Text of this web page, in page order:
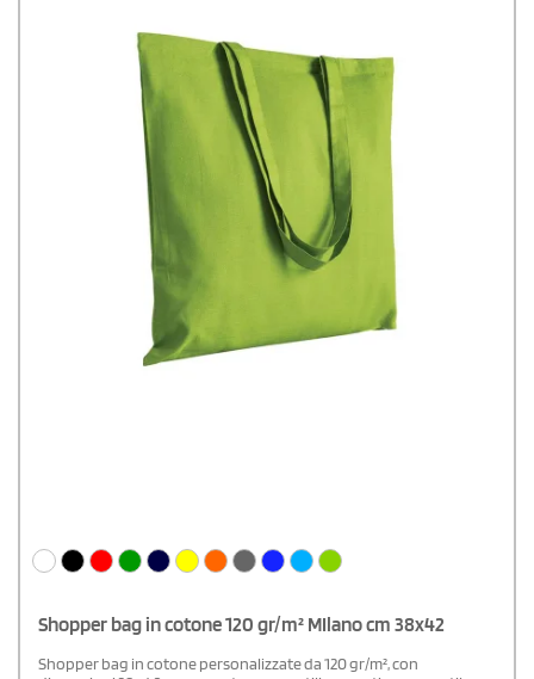
Shopper bag in cotone 120 gr/m² MIlano cm 38x42
Shopper bag in cotone personalizzate da 120 gr/m², con